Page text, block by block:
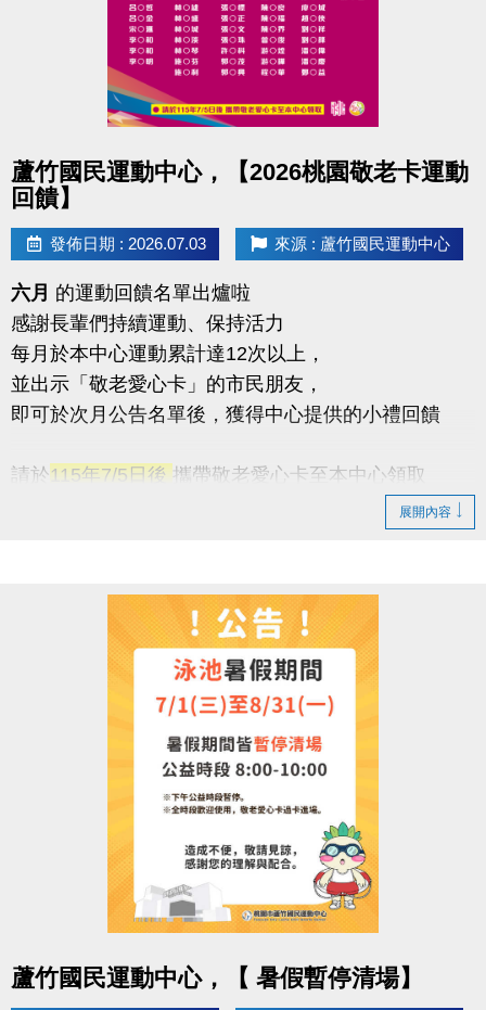
蘆竹國民運動中心，【2026桃園敬老卡運動
回饋】
發佈日期 : 2026.07.03 來源 : 蘆竹國民運動中心
六月 的運動回饋名單出爐啦
感謝長輩們持續運動、保持活力
每月於本中心運動累計達12次以上，
並出示「敬老愛心卡」的市民朋友，
即可於次月公告名單後，獲得中心提供的小禮回饋
請於115年7/5日後攜帶敬老愛心卡至本中心領取
◆ 不可委託他人代領
持續運動不僅讓身體更健康，
還能感受滿滿的鼓勵與心意
-洽詢專線：03-2639066 #112
-官網 :
https://www.lzsports.com.tw/zh_TW/news/pageID/1/
-FB : 桃園市蘆竹國民運動中心
-IG : @luzhusports
展開內容
蘆竹國民運動中心，【 暑假暫停清場】